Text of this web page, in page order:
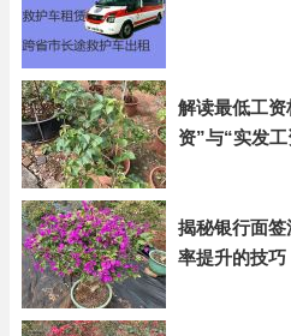
解读最低工
资”与“实发
揭秘银行面
率提升的技巧